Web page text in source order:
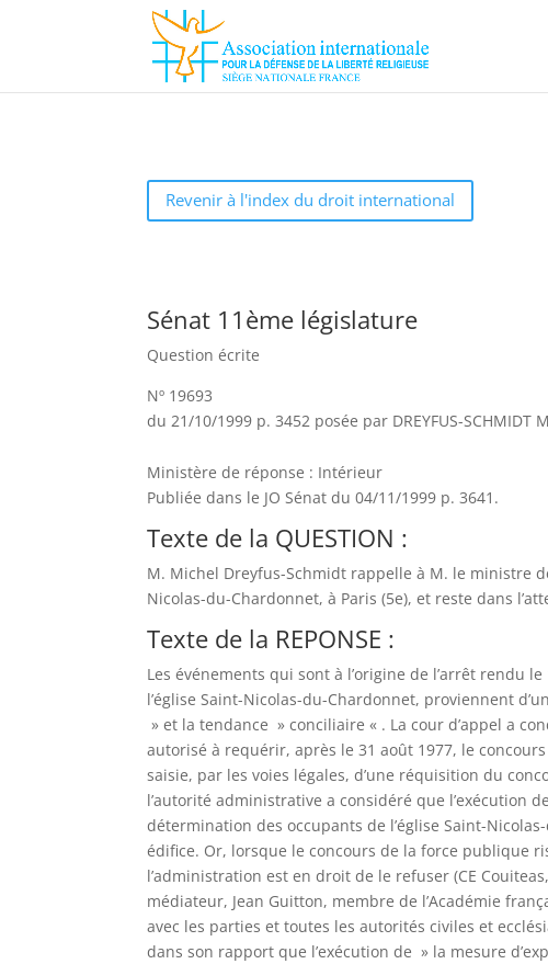
Revenir à l'index du droit international
Sénat 11ème législature
Question écrite
Nº 19693
du 21/10/1999 p. 3452 posée par DREYFUS-SCHMIDT
Ministère de réponse : Intérieur
Publiée dans le JO Sénat du 04/11/1999 p. 3641.
Texte de la QUESTION :
M. Michel Dreyfus-Schmidt rappelle à M. le ministre
Nicolas-du-Chardonnet, à Paris (5e), et reste dans
Texte de la REPONSE :
Les événements qui sont à l’origine de l’arrêt rendu
l’église Saint-Nicolas-du-Chardonnet, proviennent
» et la tendance » conciliaire « . La cour d’appel a
autorisé à requérir, après le 31 août 1977, le
saisie, par les voies légales, d’une réquisition du
l’autorité administrative a considéré que l’exécution
détermination des occupants de l’église Saint-
édifice. Or, lorsque le concours de la force publique
l’administration est en droit de le refuser (CE
médiateur, Jean Guitton, membre de l’Académie
avec les parties et toutes les autorités civiles et
dans son rapport que l’exécution de » la mesure